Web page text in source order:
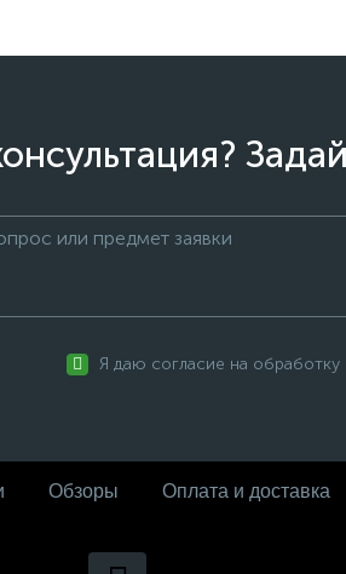
Я даю согласие на
Обзоры Оплата и доставка